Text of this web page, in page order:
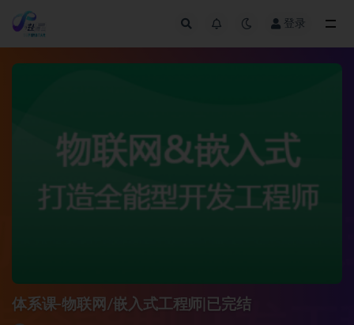
登录
体系课-物联网/嵌入式工程师|已完结